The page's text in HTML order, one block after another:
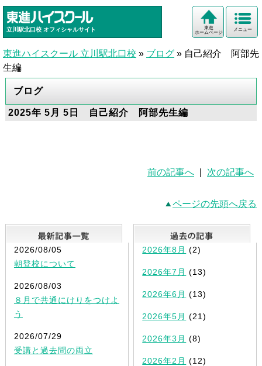
立川駅北口校 オフィシャルサイト メニュー
東進
ホームページ
東進ハイスクール 立川駅北口校 » ブログ » 自己紹介 阿部先
生編
ブログ
2025年 5月 5日 自己紹介 阿部先生編
前の記事へ 次の記事へ
ページの先頭へ戻る
最新記事一覧
2026/08/05
朝登校について
2026/08/03
８月で共通にけりをつけよ
う
2026/07/29
受講と過去問の両立
2026年8月 (2)
2026年7月 (13)
2026年6月 (13)
2026年5月 (21)
2026年3月 (8)
2026年2月 (12)